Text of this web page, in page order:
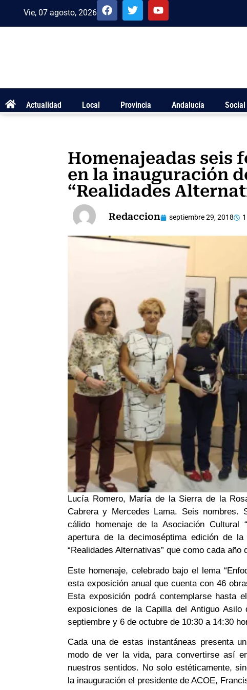
Vie, 07 agosto, 2026
Actualidad Local Provincia Andalucía Social
Homenajeadas seis
en la inauguración
“Realidades
Redaccion septiembre 29, 2018
Lucía Romero, María de la Sierra de la
Cabrera y Mercedes Lama. Seis nombres.
cálido homenaje de la Asociación Cultural
apertura de la decimoséptima edición de
“Realidades Alternativas” que como cada
Este homenaje, celebrado bajo el lema
esta exposición anual que cuenta con 46
Esta exposición podrá contemplarse hasta
exposiciones de la Capilla del Antiguo
septiembre y 6 de octubre de 10:30 a 14:30
Cada una de estas instantáneas presenta
modo de ver la vida, para convertirse así
nuestros sentidos. No solo estéticamente,
la inauguración el presidente de ACOE,